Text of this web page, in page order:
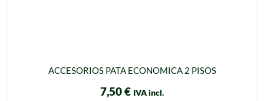
ACCESORIOS PATA ECONOMICA 2 PISOS
7,50€ IVA incl.